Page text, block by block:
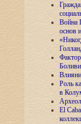
Война
основ
Роль
в
El